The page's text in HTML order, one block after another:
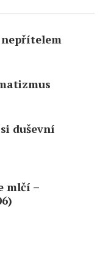
duševní
mlčí –